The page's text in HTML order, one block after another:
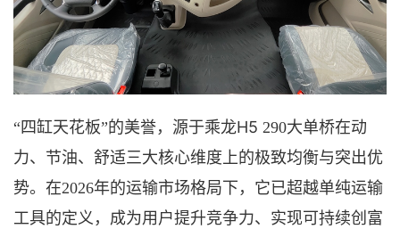
“四缸天花板”的美誉，源于乘龙H5 290大单桥在动
力、节油、舒适三大核心维度上的极致均衡与突出优
势。在2026年的运输市场格局下，它已超越单纯运输
工具的定义，成为用户提升竞争力、实现可持续创富